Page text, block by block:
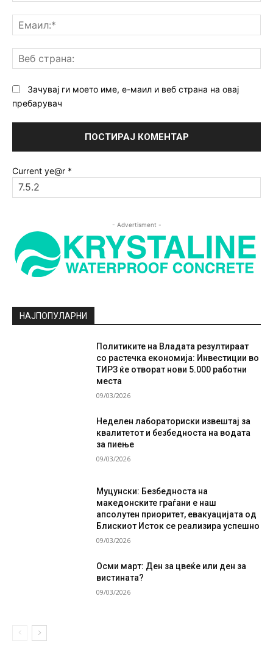
Зачувај ги моето име, е-маил и веб страна на овај
пребарувач
Current ye@r *
- Advertisment -
НАЈПОПУЛАРНИ
Политиките на Владата резултираат
со растечка економија: Инвестиции во
ТИРЗ ќе отворат нови 5.000 работни
места
09/03/2026
Неделен лабораториски извештај за
квалитетот и безбедноста на водата
за пиење
09/03/2026
Муцунски: Безбедноста на
македонските граѓани е наш
апсолутен приоритет, евакуацијата од
Блискиот Исток се реализира успешно
09/03/2026
Осми март: Ден за цвеќе или ден за
вистината?
09/03/2026